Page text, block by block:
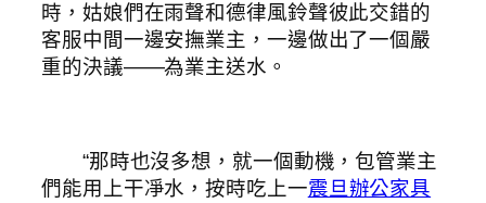
時，姑娘們在雨聲和德律風鈴聲彼此交錯的
客服中間一邊安撫業主，一邊做出了一個嚴
重的決議——為業主送水。
“那時也沒多想，就一個動機，包管業主
們能用上干凈水，按時吃上一震旦辦公家具